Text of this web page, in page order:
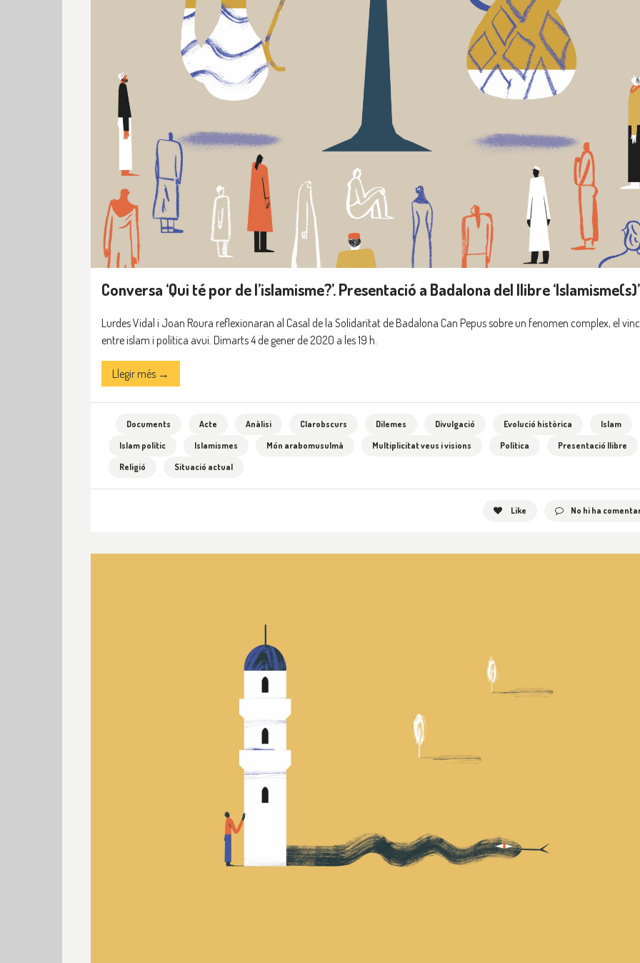
Conversa ‘Qui té por de l’islamisme?’. Presentació a Badalona del llibre ‘Islamisme(s)’
Lurdes Vidal i Joan Roura reflexionaran al Casal de la Solidaritat de Badalona Can Pepus sobre un fenomen complex, el
entre islam i política avui. Dimarts 4 de gener de 2020 a les 19 h.
Llegir més →
Documents Acte Anàlisi Clarobscurs Dilemes Divulgació Evolució històrica
Islam
Islam polític
Islamismes Món arabomusulmà Multiplicitat veus i visions Política
Presentació llibre
Religió
Situació actual
Like No hi ha